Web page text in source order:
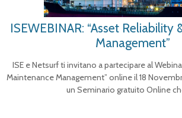
ISEWEBINAR: “Asset Reliability
Management”
ISE e Netsurf ti invitano a partecipare al
Maintenance Management” online il 18
un Seminario gratuito Online